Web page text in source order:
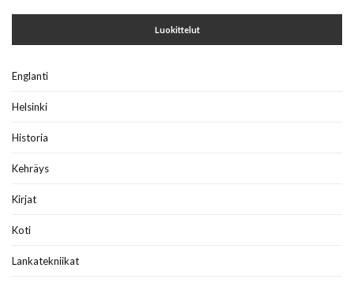
Luokittelut
Englanti
Helsinki
Historia
Kehräys
Kirjat
Koti
Lankatekniikat